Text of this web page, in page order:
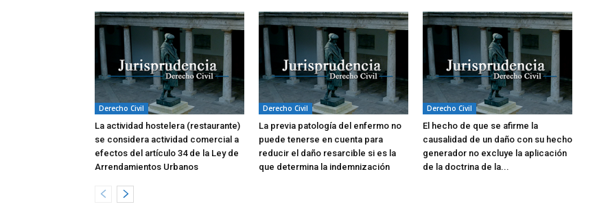
Derecho Civil
La actividad hostelera (restaurante)
se considera actividad comercial a
efectos del artículo 34 de la Ley de
Arrendamientos Urbanos
Derecho Civil
La previa patología del enfermo no
puede tenerse en cuenta para
reducir el daño resarcible si es la
que determina la indemnización
Derecho Civil
El hecho de que se afirme la
causalidad de un daño con su hecho
generador no excluye la aplicación
de la doctrina de la...